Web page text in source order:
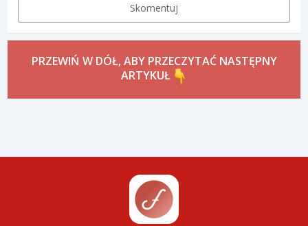
Skomentuj
PRZEWIŃ W DÓŁ, ABY PRZECZYTAĆ NASTĘPNY
ARTYKUŁ